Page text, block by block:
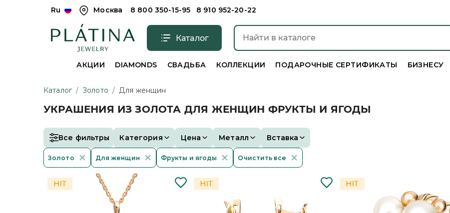
Ru Москва 8 800 350-15-95 8 910 952-20-22
Каталог
АКЦИИ DIAMONDS СВАДЬБА КОЛЛЕКЦИИ ПОДАРОЧНЫЕ СЕРТИФИКАТЫ БИЗНЕСУ
Каталог / Золото / Для женщин
УКРАШЕНИЯ ИЗ ЗОЛОТА ДЛЯ ЖЕНЩИН ФРУКТЫ И ЯГОДЫ
Все фильтры Категория Цена Металл Вставка
Золото Для женщин Фрукты и ягоды Очистить все